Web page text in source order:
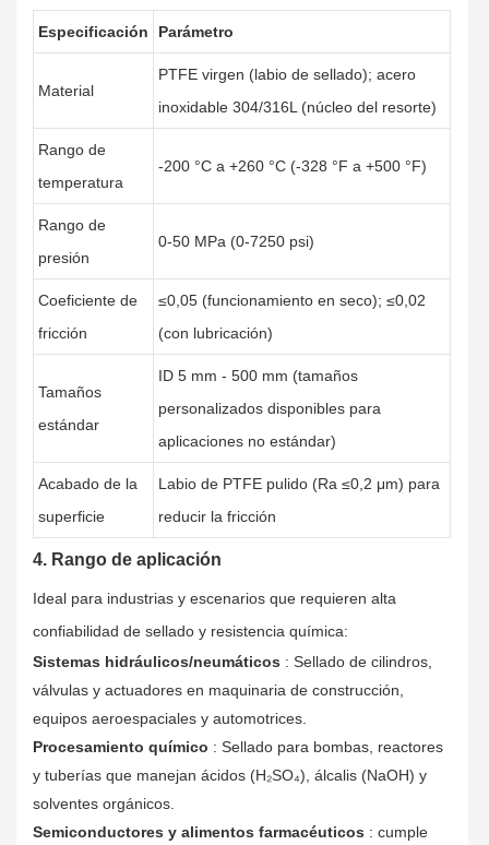
Especificación Parámetro
Material
PTFE virgen (labio de sellado); acero
inoxidable 304/316L (núcleo del resorte)
Rango de
temperatura
-200 °C a +260 °C (-328 °F a +500 °F)
Rango de
presión
0-50 MPa (0-7250 psi)
Coeficiente de
fricción
≤0,05 (funcionamiento en seco); ≤0,02
(con lubricación)
Tamaños
estándar
ID 5 mm - 500 mm (tamaños
personalizados disponibles para
aplicaciones no estándar)
Acabado de la
superficie
Labio de PTFE pulido (Ra ≤0,2 μm) para
reducir la fricción
4. Rango de aplicación
Ideal para industrias y escenarios que requieren alta
confiabilidad de sellado y resistencia química:
Sistemas hidráulicos/neumáticos : Sellado de cilindros,
válvulas y actuadores en maquinaria de construcción,
equipos aeroespaciales y automotrices.
Procesamiento químico : Sellado para bombas, reactores
y tuberías que manejan ácidos (H₂SO₄), álcalis (NaOH) y
solventes orgánicos.
Semiconductores y alimentos farmacéuticos : cumple